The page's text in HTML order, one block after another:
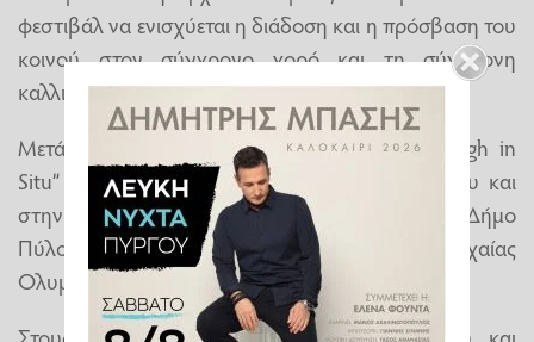
φεστιβάλ να ενισχύεται η διάδοση και η πρόσβαση του
κοινού στον σύγχρονο χορό και τη σύγχρονη
καλλιτεχνική δημιουργία».
Μετά την Αρχαία Μεσσήνη, λοιπόν, το “Amazigh in
Situ” ταξιδεύει στην κεντρική πλατεία της Πύλου και
στην Αρχαία Ολυμπία, σε συνεργασία με τον Δήμο
Πύλου – Νέστορος και το Διεθνές Φεστιβάλ Αρχαίας
Ολυμπίας αντίστοιχα.